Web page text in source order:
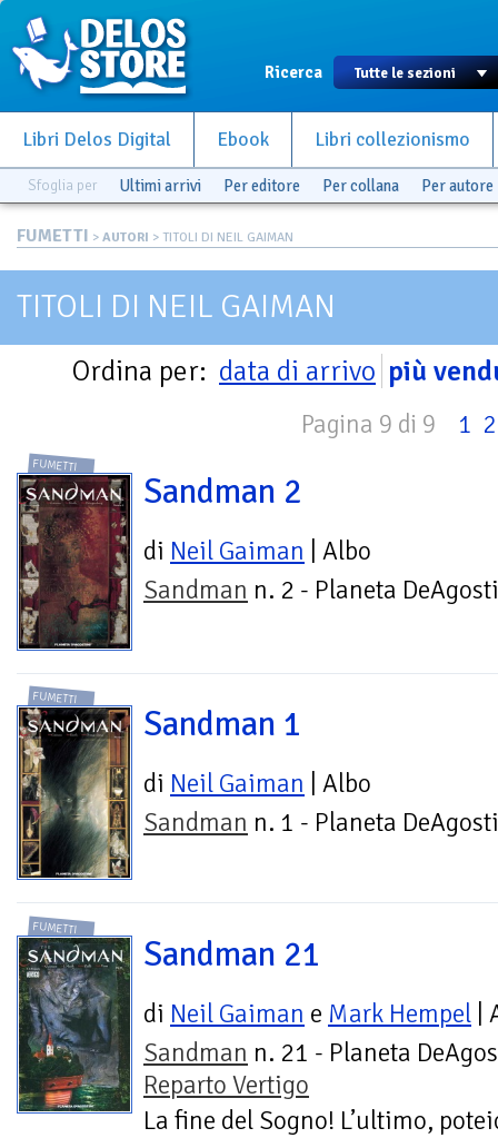
Ricerca
Libri Delos Digital Ebook Libri collezionismo
Sfoglia per Ultimi arrivi Per editore Per collana Per autore
FUMETTI > AUTORI > TITOLI DI NEIL GAIMAN
TITOLI DI NEIL GAIMAN
Ordina per: data di arrivo più
Pagina 9 di 9 1 2
FUMETTI
Sandman 2
di Neil Gaiman | Albo
Sandman n. 2 - Planeta
FUMETTI
Sandman 1
di Neil Gaiman | Albo
Sandman n. 1 - Planeta
FUMETTI
Sandman 21
di Neil Gaiman e Mark Hempel |
Sandman n. 21 - Planeta
Reparto Vertigo
La fine del Sogno! L’ultimo,